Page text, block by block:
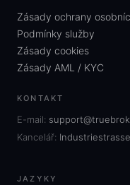
Zásady ochrany
Podmínky služby
Zásady cookies
Zásady AML / KYC
KONTAKT
E-mail:
Kancelář:
JAZYKY